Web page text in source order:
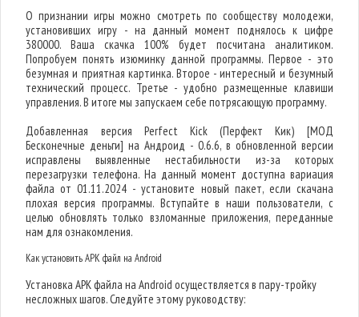
О признании игры можно смотреть по сообществу молодежи,
установивших игру - на данный момент поднялось к цифре
380000. Ваша скачка 100% будет посчитана аналитиком.
Попробуем понять изюминку данной программы. Первое - это
безумная и приятная картинка. Второе - интересный и безумный
технический процесс. Третье - удобно размещенные клавиши
управления. В итоге мы запускаем себе потрясающую программу.
Добавленная версия Perfect Kick (Перфект Кик) [МОД
Бесконечные деньги] на Андроид - 0.6.6, в обновленной версии
исправлены выявленные нестабильности из-за которых
перезагрузки телефона. На данный момент доступна вариация
файла от 01.11.2024 - установите новый пакет, если скачана
плохая версия программы. Вступайте в наши пользователи, с
целью обновлять только взломанные приложения, переданные
нам для ознакомления.
Как установить APK файл на Android
Установка APK файла на Android осуществляется в пару-тройку
несложных шагов. Следуйте этому руководству: